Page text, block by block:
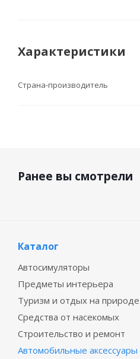
Характеристики
Страна-производитель
Ранее вы смотрели
Каталог
Автосимуляторы
Предметы интерьера
Туризм и отдых на природе
Средства от насекомых
Строительство и ремонт
Автомобильные аксессуары